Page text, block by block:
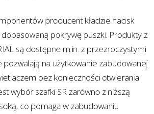
producent kładzie nacisk
pokrywę puszki. Produkty z
są dostępne m.in. z przezroczystymi
na użytkowanie zabudowanej
bez konieczności otwierania
wybór szafki SR zarówno z niższą
co pomaga w zabudowaniu